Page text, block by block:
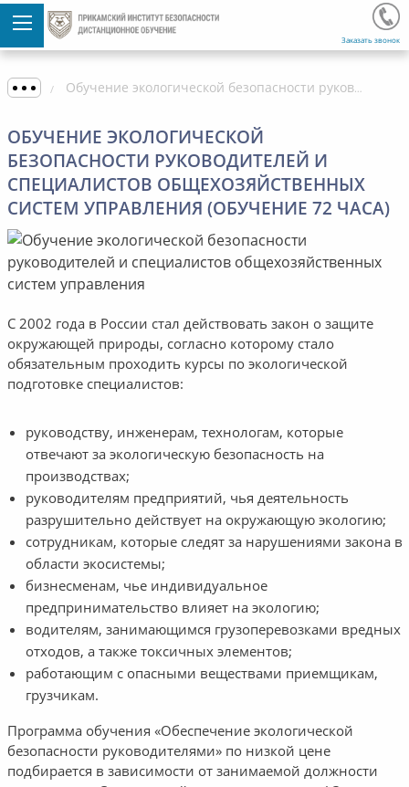
Заказать звонок
Обучение экологической безопасности руководителей и специалистов общехозяйственных систем управления (обучение 72 часа)
ОБУЧЕНИЕ ЭКОЛОГИЧЕСКОЙ
БЕЗОПАСНОСТИ РУКОВОДИТЕЛЕЙ И
СПЕЦИАЛИСТОВ ОБЩЕХОЗЯЙСТВЕННЫХ
СИСТЕМ УПРАВЛЕНИЯ (ОБУЧЕНИЕ 72 ЧАСА)
С 2002 года в России стал действовать закон о защите
окружающей природы, согласно которому стало
обязательным проходить курсы по экологической
подготовке специалистов:
руководству, инженерам, технологам, которые
отвечают за экологическую безопасность на
производствах;
руководителям предприятий, чья деятельность
разрушительно действует на окружающую экологию;
сотрудникам, которые следят за нарушениями закона в
области экосистемы;
бизнесменам, чье индивидуальное
предпринимательство влияет на экологию;
водителям, занимающимся грузоперевозками вредных
отходов, а также токсичных элементов;
работающим с опасными веществами приемщикам,
грузчикам.
Программа обучения «Обеспечение экологической
безопасности руководителями» по низкой цене
подбирается в зависимости от занимаемой должности